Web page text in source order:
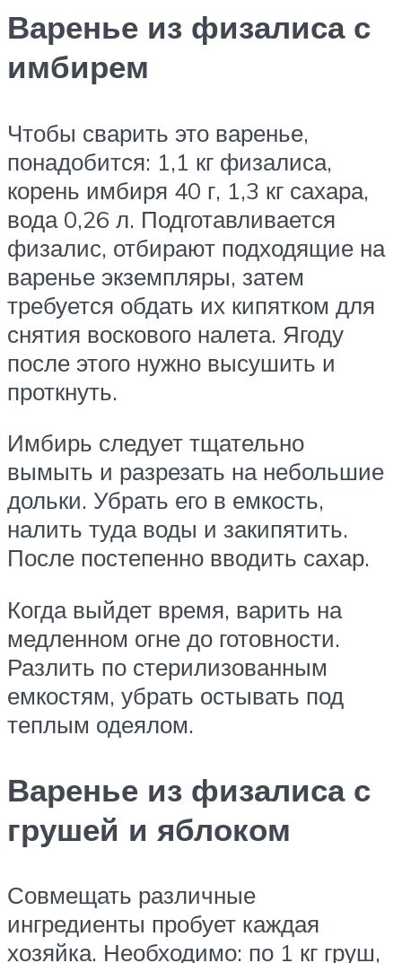
Варенье из физалиса с
имбирем
Чтобы сварить это варенье,
понадобится: 1,1 кг физалиса,
корень имбиря 40 г, 1,3 кг сахара,
вода 0,26 л. Подготавливается
физалис, отбирают подходящие на
варенье экземпляры, затем
требуется обдать их кипятком для
снятия воскового налета. Ягоду
после этого нужно высушить и
проткнуть.
Имбирь следует тщательно
вымыть и разрезать на небольшие
дольки. Убрать его в емкость,
налить туда воды и закипятить.
После постепенно вводить сахар.
Когда выйдет время, варить на
медленном огне до готовности.
Разлить по стерилизованным
емкостям, убрать остывать под
теплым одеялом.
Варенье из физалиса с
грушей и яблоком
Совмещать различные
ингредиенты пробует каждая
хозяйка. Необходимо: по 1 кг груш,